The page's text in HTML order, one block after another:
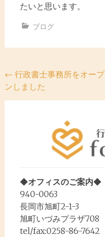
たいと思います。
ブログ
投
稿
← 行政書士事務所をオープ
ンしました
◆オフィスのご案内◆
940-0063
長岡市旭町2-1-3
旭町いづみプラザ708
tel/fax:0258-86-7642